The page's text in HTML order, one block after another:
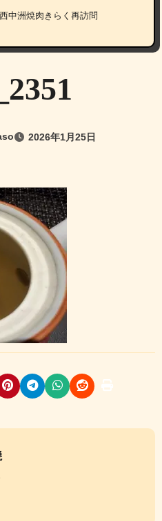
中洲焼肉きらく再訪問
2026年1月25日